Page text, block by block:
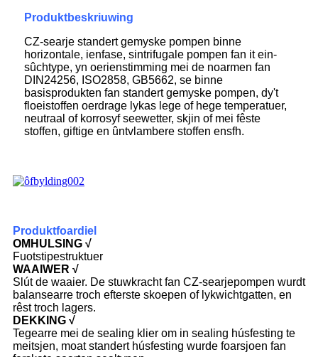
Produktbeskriuwing
CZ-searje standert gemyske pompen binne
horizontale, ienfase, sintrifugale pompen fan it ein-
sûchtype, yn oerienstimming mei de noarmen fan
DIN24256, ISO2858, GB5662, se binne
basisprodukten fan standert gemyske pompen, dy't
floeistoffen oerdrage lykas lege of hege temperatuer,
neutraal of korrosyf seewetter, skjin of mei fêste
stoffen, giftige en ûntvlambere stoffen ensfh.
Produktfoardiel
OMHULSING √
Fuotstipestruktuer
WAAIWER √
Slút de waaier. De stuwkracht fan CZ-searjepompen wurdt
balansearre troch efterste skoepen of lykwichtgatten, en
rêst troch lagers.
DEKKING √
Tegearre mei de sealing klier om in sealing húsfesting te
meitsjen, moat standert húsfesting wurde foarsjoen fan